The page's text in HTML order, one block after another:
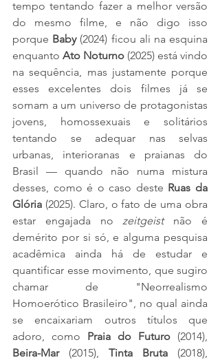
tempo tentando fazer a melhor versão
do mesmo filme, e não digo isso
porque Baby (2024) ficou ali na esquina
enquanto Ato Noturno (2025) está vindo
na sequência, mas justamente porque
esses excelentes dois filmes já se
somam a um universo de protagonistas
jovens, homossexuais e solitários
tentando se adequar nas selvas
urbanas, interioranas e praianas do
Brasil — quando não numa mistura
desses, como é o caso deste Ruas da
Glória (2025). Claro, o fato de uma obra
estar engajada no zeitgeist não é
demérito por si só, e alguma pesquisa
acadêmica ainda há de estudar e
quantificar esse movimento, que sugiro
chamar de "Neorrealismo
Homoerótico Brasileiro", no qual ainda
se encaixariam outros títulos que
adoro, como Praia do Futuro
Beira-Mar (2015), Tinta Bruta